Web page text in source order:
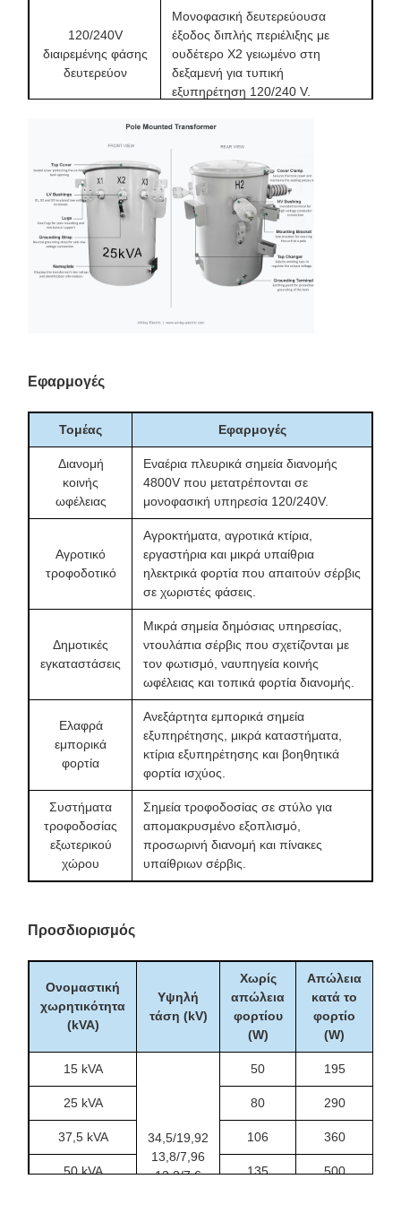
120/240V
διαιρεμένης φάσης
δευτερεύον
Μονοφασική δευτερεύουσα
έξοδος διπλής περιέλιξης με
ουδέτερο X2 γειωμένο στη
δεξαμενή για τυπική
εξυπηρέτηση 120/240 V.
πορσελάνης υγρής
επεξεργασίας
Οι δακτύλιοι πορσελάνης που
τοποθετούνται στο πλευρικό
τοίχωμα στις πρωτεύουσες και
δευτερεύουσες πλευρές
υποστηρίζουν ζωντανή σύνδεση
ωτίδας δακτυλίου.
Δευτερεύοντες
Η δευτερεύουσα πλευρά
χρησιμοποιεί ακροδέκτες
φτυαριού NEMA 4 οπών και
που δέχονται συνδέσεις χαλκού ή
Αλλαγή βρύσης 5
θέσεων
Παροχές
εγκατάστασης και
ωτίδες ανύψωσης, εσωτερική
γραμμή στάθμης λαδιού, βαλβίδα
εκτόνωσης πίεσης και
εγκατάσταση υποστήριξης θύρας
αποστράγγισης 1/2 NPT και
πρόσβαση ρουτίνας σε σέρβις.
Εφαρμογές
Τομέας Εφαρμογές
Διανομή
κοινής
ωφέλειας
Εναέρια πλευρικά σημεία διανομής
4800V που μετατρέπονται σε
μονοφασική υπηρεσία 120/240V.
Αγροτικό
τροφοδοτικό
Αγροκτήματα, αγροτικά κτίρια,
εργαστήρια και μικρά υπαίθρια
ηλεκτρικά φορτία που απαιτούν σέρβις
σε χωριστές φάσεις.
Δημοτικές
εγκαταστάσεις
Μικρά σημεία δημόσιας υπηρεσίας,
ντουλάπια σέρβις που σχετίζονται με
τον φωτισμό, ναυπηγεία κοινής
ωφέλειας και τοπικά φορτία διανομής.
Ελαφρά
εμπορικά
φορτία
Ανεξάρτητα εμπορικά σημεία
εξυπηρέτησης, μικρά καταστήματα,
κτίρια εξυπηρέτησης και βοηθητικά
φορτία ισχύος.
Συστήματα
τροφοδοσίας
εξωτερικού
χώρου
Σημεία τροφοδοσίας σε στύλο για
απομακρυσμένο εξοπλισμό,
προσωρινή διανομή και πίνακες
υπαίθριων σέρβις.
Προσδιορισμός
Ονομαστική
χωρητικότητα
(kVA)
Υψηλή
τάση (kV)
Χωρίς
απώλεια
φορτίου
(W)
Απώλεια
κατά το
φορτίο
(W)
15 kVA
34,5/19,92
13,8/7,96
13,2/7,6
50 195
25 kVA 80 290
37,5 kVA 106 360
50 kVA 135 500